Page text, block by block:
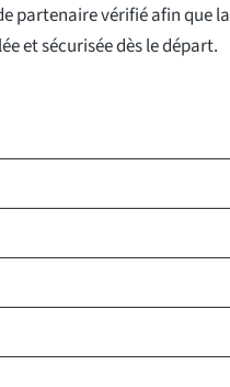
partenaire vérifié afin que la
et sécurisée dès le départ.